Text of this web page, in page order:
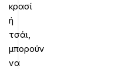
κρασί
ή
τσάι,
μπορούν
να